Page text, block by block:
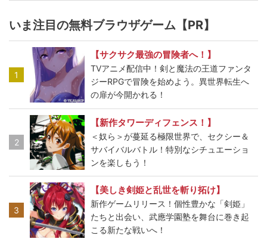
いま注目の無料ブラウザゲーム【PR】
1
【サクサク最強の冒険者へ！】
TVアニメ配信中！剣と魔法の王道ファンタ
ジーRPGで冒険を始めよう。異世界転生へ
の扉が今開かれる！
2
【新作タワーディフェンス！】
＜奴ら＞が蔓延る極限世界で、セクシー＆
サバイバルバトル！特別なシチュエーショ
ンを楽しもう！
3
【美しき剣姫と乱世を斬り拓け】
新作ゲームリリース！個性豊かな「剣姫」
たちと出会い、武應学園塾を舞台に巻き起
こる新たな戦いへ！